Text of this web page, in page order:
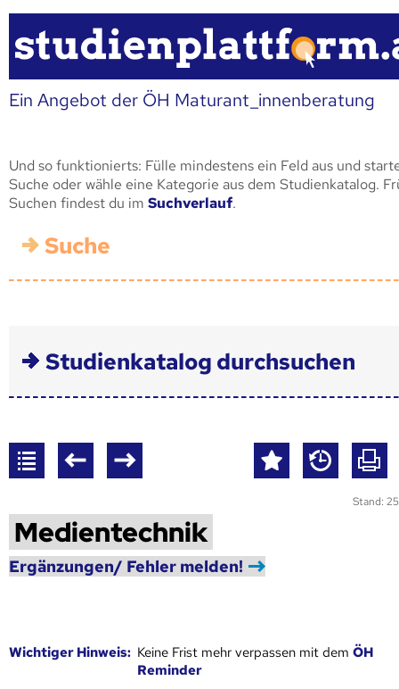
Ein Angebot der ÖH Maturant_innenberatung
Und so funktionierts: Fülle mindestens ein Feld aus und
Suche oder wähle eine Kategorie aus dem Studienkatalog.
Suchen findest du im Suchverlauf.
Suche
Studienkatalog durchsuchen
Stand:
Medientechnik
Ergänzungen/ Fehler melden!
Wich­ti­ger Hin­weis: Keine Frist mehr verpassen mit demÖH
Reminder